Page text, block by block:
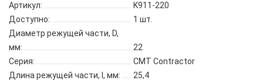
Артикул:
K911-220
Доступно:
1 шт.
Диаметр режущей части, D,
мм:
22
Серия:
CMT Contractor
Длина режущей части, l, мм:
25,4